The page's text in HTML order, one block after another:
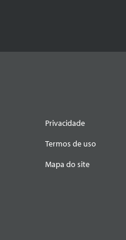
Privacidade
Termos de uso
Mapa do site